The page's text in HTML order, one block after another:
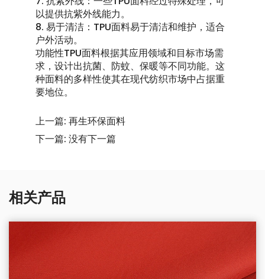
以提供抗紫外线能力。
8. 易于清洁：TPU面料易于清洁和维护，适合
户外活动。
功能性TPU面料根据其应用领域和目标市场需
求，设计出抗菌、防蚊、保暖等不同功能。这
种面料的多样性使其在现代纺织市场中占据重
要地位。
上一篇: 再生环保面料
下一篇: 没有下一篇
相关产品